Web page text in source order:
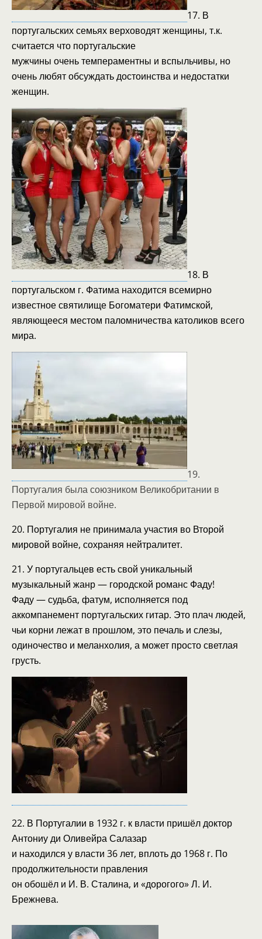
17. В
португальских семьях верховодят женщины, т.к.
считается что португальские
мужчины очень темпераментны и вспыльчивы, но
очень любят обсуждать достоинства и недостатки
женщин.
18. В
португальском г. Фатима находится всемирно
известное святилище Богоматери Фатимской,
являющееся местом паломничества католиков всего
мира.
19.
Португалия была союзником Великобритании в
Первой мировой войне.
20. Португалия не принимала участия во Второй
мировой войне, сохраняя нейтралитет.
21. У португальцев есть свой уникальный
музыкальный жанр — городской романс Фаду!
Фаду — судьба, фатум, исполняется под
аккомпанемент португальских гитар. Это плач людей,
чьи корни лежат в прошлом, это печаль и слезы,
одиночество и меланхолия, а может просто светлая
грусть.
22. В Португалии в 1932 г. к власти пришёл доктор
Антониу ди Оливейра Салазар
и находился у власти 36 лет, вплоть до 1968 г. По
продолжительности правления
он обошёл и И. В. Сталина, и «дорогого» Л. И.
Брежнева.